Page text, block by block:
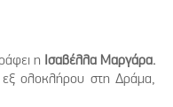
η Ισαβέλλα Μαργάρα.
ολοκλήρου στη Δράμα,